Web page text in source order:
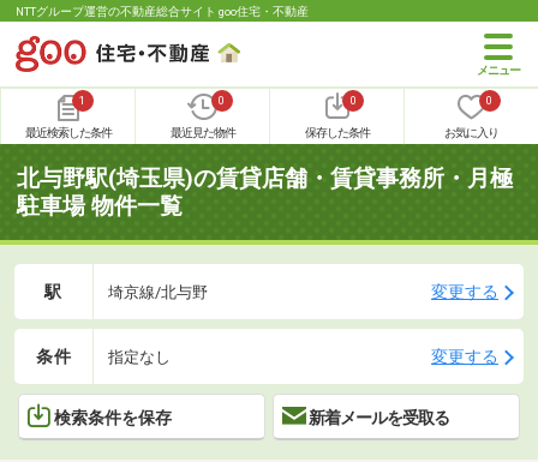
NTTグループ運営の不動産総合サイト goo住宅・不動産
1
最近検索した条件
0
最近見た物件
0
保存した条件
0
お気に入り
北与野駅(埼玉県)の賃貸店舗・賃貸事務所・月極
駐車場 物件一覧
駅 埼京線/北与野 変更する
条件 指定なし 変更する
検索条件を保存 新着メールを受取る